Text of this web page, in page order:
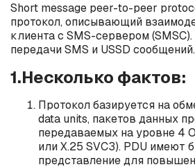
Short message peer-to-peer
протокол, описывающий
клиента с SMS-сервером
передачи SMS и USSD сообщений.
1.Несколько фактов:
Протокол базируется на
data units, пакетов данных
передаваемых на уровне 4
или X.25 SVC3). PDU имеют
представление для